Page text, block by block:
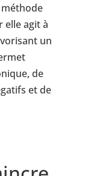
agit à
un
de
et de